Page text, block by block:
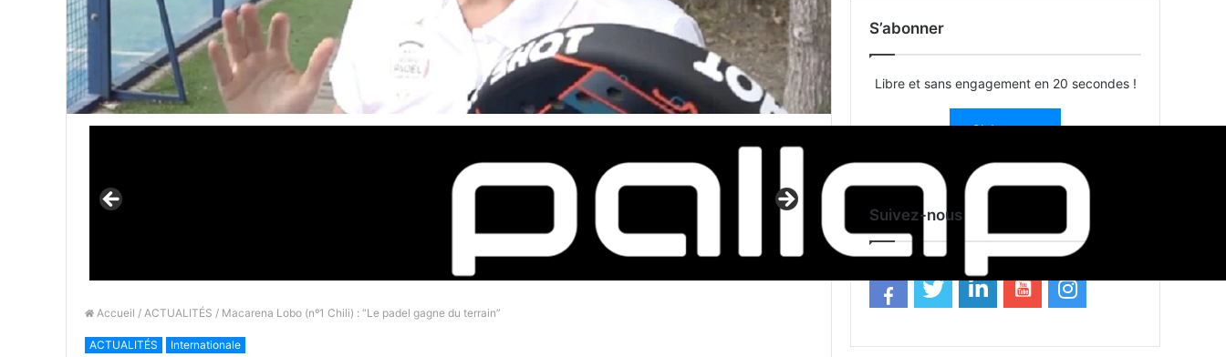
Accueil / ACTUALITÉS / Macarena Lobo (nº1 Chili) : “Le padel gagne du terrain”
ACTUALITÉS Internationale
S’abonner
Libre et sans engagement en 20 secondes !
S’abonner
Suivez-nous